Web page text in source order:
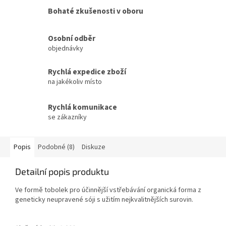
Bohaté zkušenosti v oboru
Osobní odběr
objednávky
Rychlá expedice zboží
na jakékoliv místo
Rychlá komunikace
se zákazníky
Popis Podobné (8) Diskuze
Detailní popis produktu
Ve formě tobolek pro účinnější vstřebávání organická forma z
geneticky neupravené sóji s užitím nejkvalitnějších surovin.